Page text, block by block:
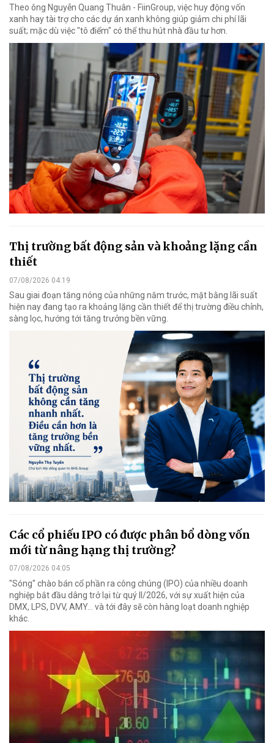
Theo ông Nguyễn Quang Thuân - FiinGroup, việc huy động vốn
xanh hay tài trợ cho các dự án xanh không giúp giảm chi phí lãi
suất; mặc dù việc "tô điểm" có thể thu hút nhà đầu tư hơn.
Thị trường bất động sản và khoảng lặng cần
thiết
07/08/2026 04:19
Sau giai đoạn tăng nóng của những năm trước, mặt bằng lãi suất
hiện nay đang tạo ra khoảng lặng cần thiết để thị trường điều chỉnh,
sàng lọc, hướng tới tăng trưởng bền vững.
Các cổ phiếu IPO có được phân bổ dòng vốn
mới từ nâng hạng thị trường?
07/08/2026 04:05
"Sóng" chào bán cổ phần ra công chúng (IPO) của nhiều doanh
nghiệp bắt đầu dâng trở lại từ quý II/2026, với sự xuất hiện của
DMX, LPS, DVV, AMY... và tới đây sẽ còn hàng loạt doanh nghiệp
khác.